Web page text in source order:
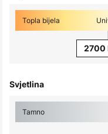
Topla bijela
2700
Svjetlina
Tamno